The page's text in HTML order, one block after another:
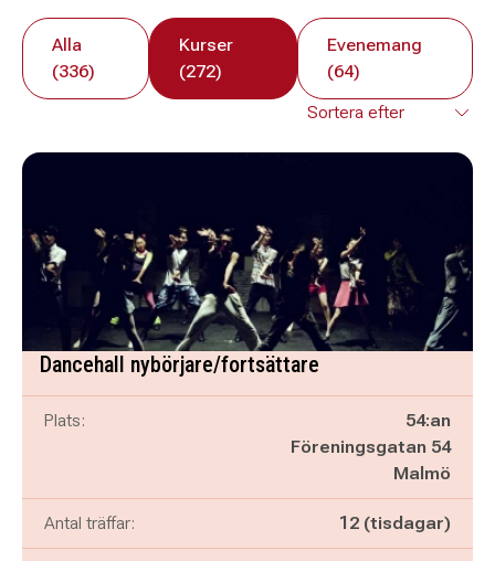
Alla
(336)
Kurser
(272)
Evenemang
(64)
Dancehall nybörjare/fortsättare
Plats:
54:an
Föreningsgatan 54
Malmö
Antal träffar: 12 (tisdagar)